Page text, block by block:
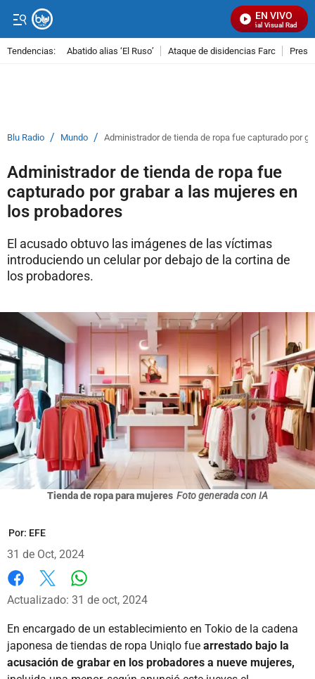
EN VIVO
Señal Visual Radio
Tendencias: Abatido alias ‘El Ruso’ Ataque de disidencias Farc
Blu Radio / Mundo / Administrador de tienda de ropa fue capturado por
Administrador de tienda de ropa fue
capturado por grabar a las mujeres en
los probadores
El acusado obtuvo las imágenes de las víctimas
introduciendo un celular por debajo de la cortina de
los probadores.
Tienda de ropa para mujeres Foto generada con IA
Por: EFE
31 de Oct, 2024
Facebook
X
Actualizado: 31 de oct, 2024
En encargado de un establecimiento en Tokio de la cadena
japonesa de tiendas de ropa Uniqlo fue arrestado bajo la
acusación de grabar en los probadores a nueve mujeres,